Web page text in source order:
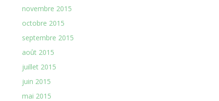
novembre 2015
octobre 2015
septembre 2015
août 2015
juillet 2015
juin 2015
mai 2015